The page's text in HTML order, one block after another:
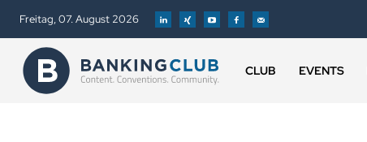
Freitag, 07. August 2026
CLUB EVENTS